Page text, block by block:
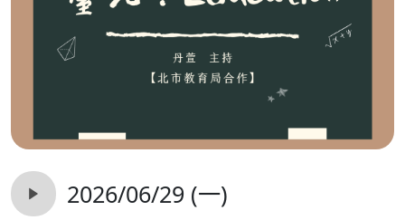
2026/06/29 (一)